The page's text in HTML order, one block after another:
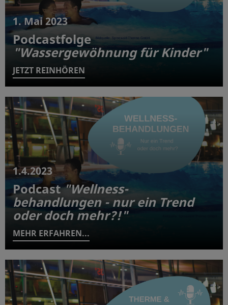
1. Mai 2023
Podcastfolge
"Wassergewöhnung für Kinder"
JETZT REINHÖREN
1.4.2023
Podcast"Wellness-
behandlungen - nur ein Trend
oder doch mehr?!"
MEHR ERFAHREN...